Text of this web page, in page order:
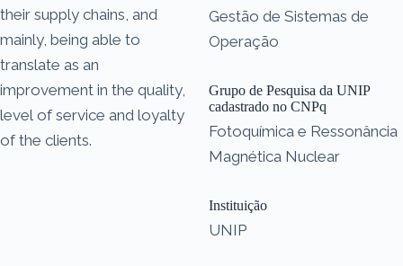
their supply chains, and
mainly, being able to
translate as an
improvement in the quality,
level of service and loyalty
of the clients.
Gestão de Sistemas de
Operação
Grupo de Pesquisa da UNIP
cadastrado no CNPq
Fotoquímica e Ressonância
Magnética Nuclear
Instituição
UNIP